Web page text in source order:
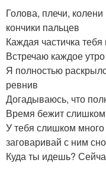
Голова, плечи,
кончики пальцев
Каждая частичка
Встречаю каждое
Я полностью
ревнив
Догадываюсь, что
Время бежит слишком
У тебя слишком
заговаривай с ним
Куда ты идешь?